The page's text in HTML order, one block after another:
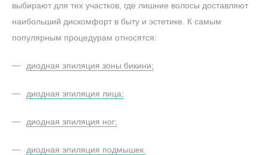
выбирают для тех участков, где лишние волосы доставляют
наибольший дискомфорт в быту и эстетике. К самым
популярным процедурам относятся:
диодная эпиляция зоны бикини;
диодная эпиляция лица;
диодная эпиляция ног;
диодная эпиляция подмышек.